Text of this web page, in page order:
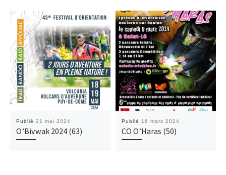
Publié 21 mai 2024
O’Bivwak 2024 (63)
Publié 16 mars 2024
CO O’Haras (50)